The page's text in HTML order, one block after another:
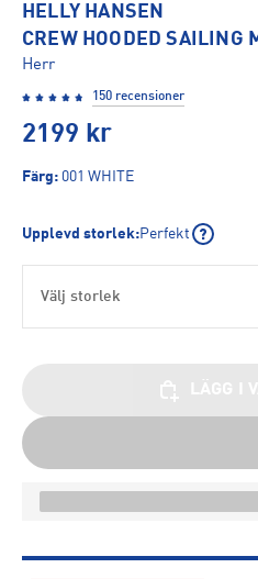
HELLY HANSEN
CREW HOODED SAILING
Herr
150 recensioner
2199 kr
Färg: 001 WHITE
Upplevd storlek:Perfekt
Välj storlek